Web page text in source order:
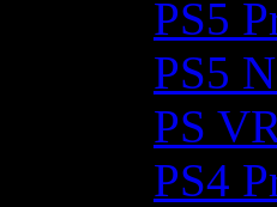
PS5
PS5
PS
PS4